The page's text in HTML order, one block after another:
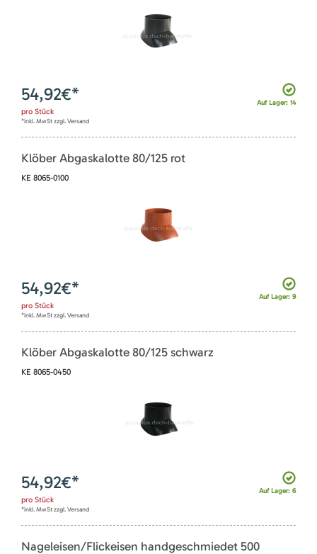
Auf Lager: 14
54,92€*
pro Stück
*inkl. MwSt zzgl. Versand
Klöber Abgaskalotte 80/125 rot
KE 8065-0100
Auf Lager: 9
54,92€*
pro Stück
*inkl. MwSt zzgl. Versand
Klöber Abgaskalotte 80/125 schwarz
KE 8065-0450
Auf Lager: 6
54,92€*
pro Stück
*inkl. MwSt zzgl. Versand
Nageleisen/Flickeisen handgeschmiedet 500